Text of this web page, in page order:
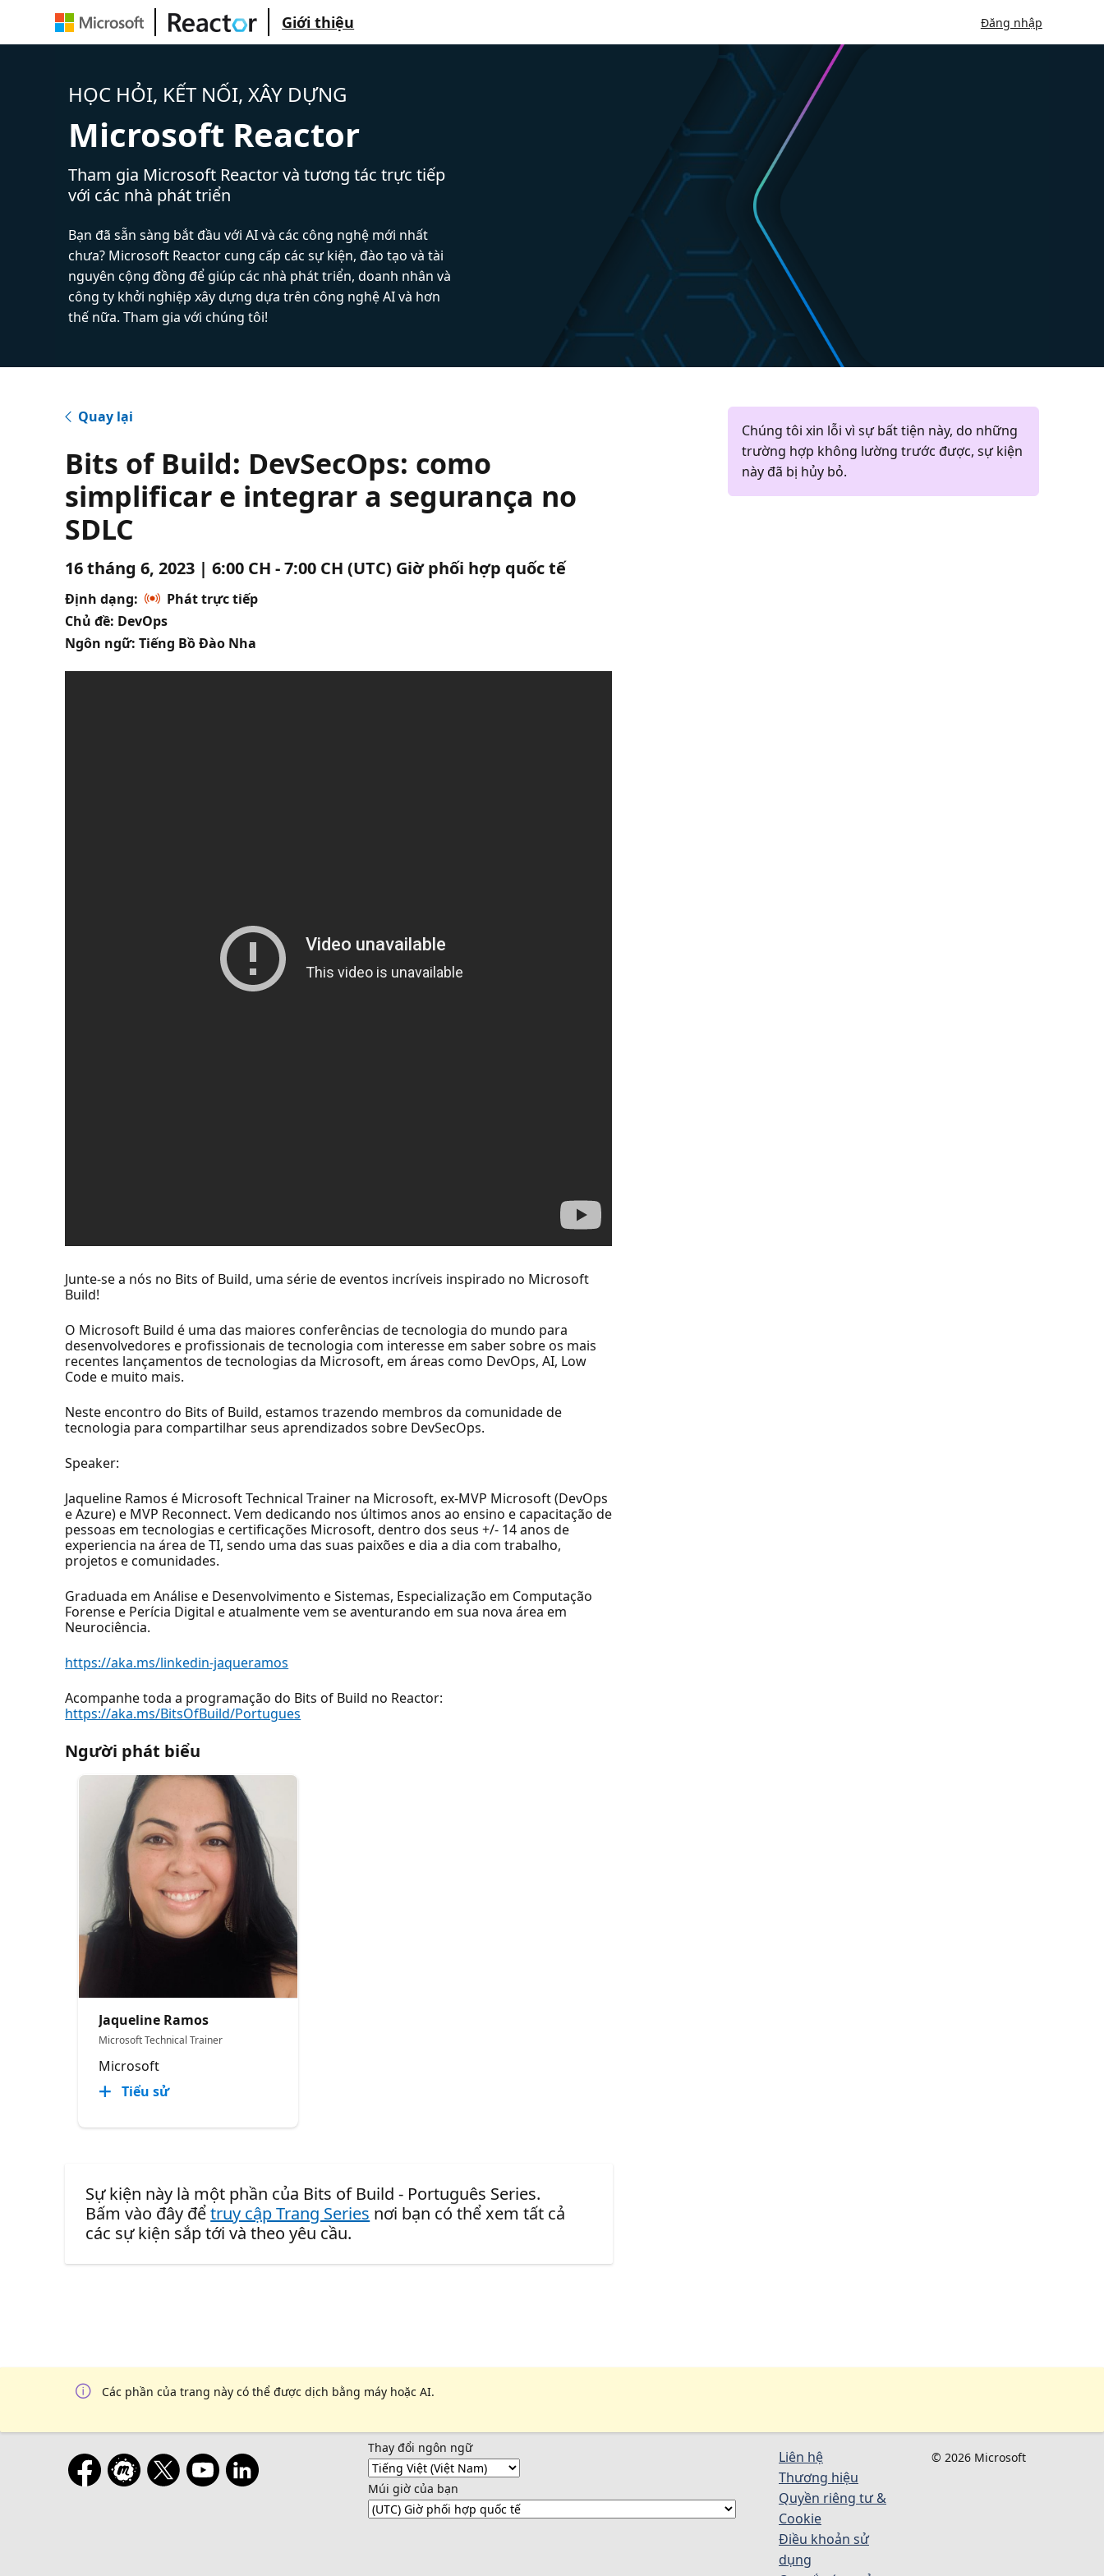
Giới thiệu Đăng nhập
HỌC HỎI, KẾT NỐI, XÂY DỰNG
Microsoft Reactor
Tham gia Microsoft Reactor và tương tác trực tiếp
với các nhà phát triển
Bạn đã sẵn sàng bắt đầu với AI và các công nghệ mới nhất
chưa? Microsoft Reactor cung cấp các sự kiện, đào tạo và tài
nguyên cộng đồng để giúp các nhà phát triển, doanh nhân và
công ty khởi nghiệp xây dựng dựa trên công nghệ AI và hơn
thế nữa. Tham gia với chúng tôi!
Quay lại
Bits of Build: DevSecOps: como
simplificar e integrar a segurança no
SDLC
16 tháng 6, 2023 | 6:00 CH - 7:00 CH (UTC) Giờ phối hợp quốc tế
Định dạng:
Phát trực tiếp
Chủ đề: DevOps
Ngôn ngữ: Tiếng Bồ Đào Nha
Junte-se a nós no Bits of Build, uma série de eventos incríveis inspirado no Microsoft
Build!
O Microsoft Build é uma das maiores conferências de tecnologia do mundo para
desenvolvedores e profissionais de tecnologia com interesse em saber sobre os mais
recentes lançamentos de tecnologias da Microsoft, em áreas como DevOps, AI, Low
Code e muito mais.
Neste encontro do Bits of Build, estamos trazendo membros da comunidade de
tecnologia para compartilhar seus aprendizados sobre DevSecOps.
Speaker:
Jaqueline Ramos é Microsoft Technical Trainer na Microsoft, ex-MVP Microsoft (DevOps
e Azure) e MVP Reconnect. Vem dedicando nos últimos anos ao ensino e capacitação de
pessoas em tecnologias e certificações Microsoft, dentro dos seus +/- 14 anos de
experiencia na área de TI, sendo uma das suas paixões e dia a dia com trabalho,
projetos e comunidades.
Graduada em Análise e Desenvolvimento e Sistemas, Especialização em Computação
Forense e Perícia Digital e atualmente vem se aventurando em sua nova área em
Neurociência.
https://aka.ms/linkedin-jaqueramos
Acompanhe toda a programação do Bits of Build no Reactor:
https://aka.ms/BitsOfBuild/Portugues
Người phát biểu
Jaqueline Ramos
Microsoft Technical Trainer
Microsoft
Tiểu sử
Sự kiện này là một phần của Bits of Build - Português Series.
Bấm vào đây đểtruy cập Trang Series nơi bạn có thể xem tất cả
các sự kiện sắp tới và theo yêu cầu.
Chúng tôi xin lỗi vì sự bất tiện này, do những
trường hợp không lường trước được, sự kiện
này đã bị hủy bỏ.
Các phần của trang này có thể được dịch bằng máy hoặc AI.
Thay đổi ngôn ngữ
Múi giờ của bạn
Liên hệ
Thương hiệu
Quyền riêng tư &
Cookie
Điều khoản sử
dụng
© 2026 Microsoft